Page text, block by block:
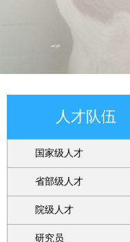
人才队伍
国家级人才
省部级人才
院级人才
研究员